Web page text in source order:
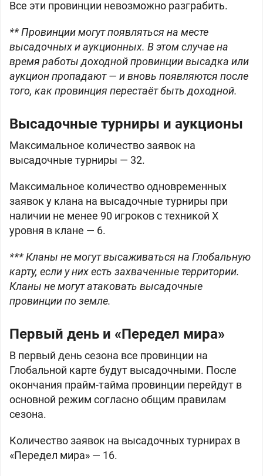
Все эти провинции невозможно разграбить.
** Провинции могут появляться на месте
высадочных и аукционных. В этом случае на
время работы доходной провинции высадка или
аукцион пропадают — и вновь появляются после
того, как провинция перестаёт быть доходной.
Высадочные турниры и аукционы
Максимальное количество заявок на
высадочные турниры — 32.
Максимальное количество одновременных
заявок у клана на высадочные турниры при
наличии не менее 90 игроков с техникой Х
уровня в клане — 6.
*** Кланы не могут высаживаться на Глобальную
карту, если у них есть захваченные территории.
Кланы не могут атаковать высадочные
провинции по земле.
Первый день и «Передел мира»
В первый день сезона все провинции на
Глобальной карте будут высадочными. После
окончания прайм-тайма провинции перейдут в
основной режим согласно общим правилам
сезона.
Количество заявок на высадочных турнирах в
«Передел мира» — 16.